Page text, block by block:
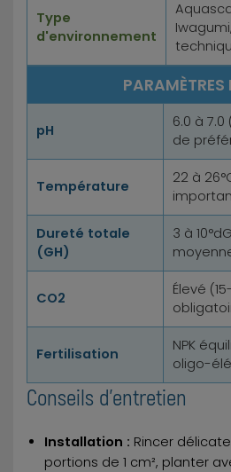
Type
d'environnement
PARAMÈTRES
pH
6.0 à
de
Température
22 à
Dureté totale
(GH)
3 à
CO2
Élevé
Fertilisation
NPK
oligo-
Conseils d'entretien
Installation : Rincer
portions de 1 cm², planter